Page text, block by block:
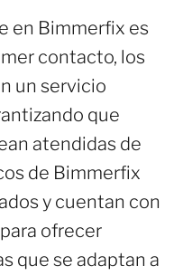
en Bimmerfix es
contacto, los
un servicio
que
atendidas de
de Bimmerfix
y cuentan con
ofrecer
que se adaptan a